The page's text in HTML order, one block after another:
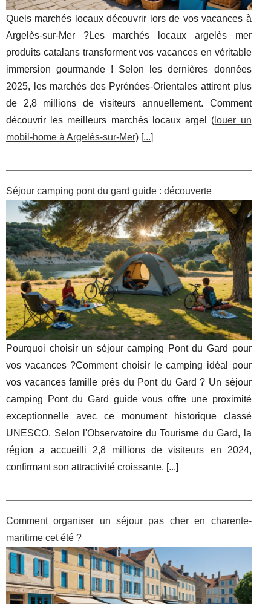
Quels marchés locaux découvrir lors de vos vacances à
Argelès-sur-Mer ?Les marchés locaux argelès mer
produits catalans transforment vos vacances en véritable
immersion gourmande ! Selon les dernières données
2025, les marchés des Pyrénées-Orientales attirent plus
de 2,8 millions de visiteurs annuellement. Comment
découvrir les meilleurs marchés locaux argel ( louer un
mobil-home à Argelès-sur-Mer) [...]
Séjour camping pont du gard guide : découverte
Pourquoi choisir un séjour camping Pont du Gard pour
vos vacances ?Comment choisir le camping idéal pour
vos vacances famille près du Pont du Gard ? Un séjour
camping Pont du Gard guide vous offre une proximité
exceptionnelle avec ce monument historique classé
UNESCO. Selon l'Observatoire du Tourisme du Gard, la
région a accueilli 2,8 millions de visiteurs en 2024,
confirmant son attractivité croissante. [...]
Comment organiser un séjour pas cher en charente-
maritime cet été ?